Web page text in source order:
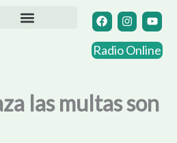
F
a
c
e
b
I
n
s
t
a
m
Y
o
u
t
u
Radio Online
las multas son